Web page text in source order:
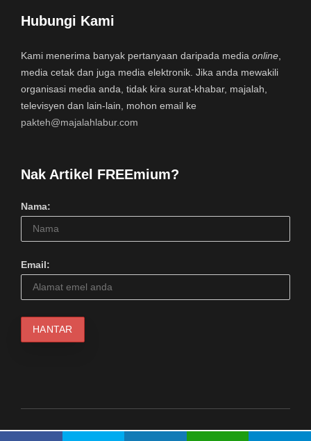
Hubungi Kami
Kami menerima banyak pertanyaan daripada media online,
media cetak dan juga media elektronik. Jika anda mewakili
organisasi media anda, tidak kira surat-khabar, majalah,
televisyen dan lain-lain, mohon email ke
pakteh@majalahlabur.com
Nak Artikel FREEmium?
Nama:
Email: